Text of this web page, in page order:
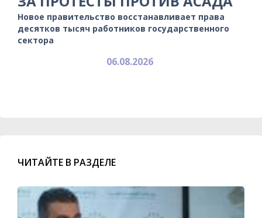
Новое правительство восстанавливает права
десятков тысяч работников государственного
сектора
06.08.2026
ЧИТАЙТЕ В РАЗДЕЛЕ